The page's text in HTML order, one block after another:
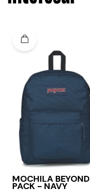
MOCHILA BEYOND
PACK - NAVY